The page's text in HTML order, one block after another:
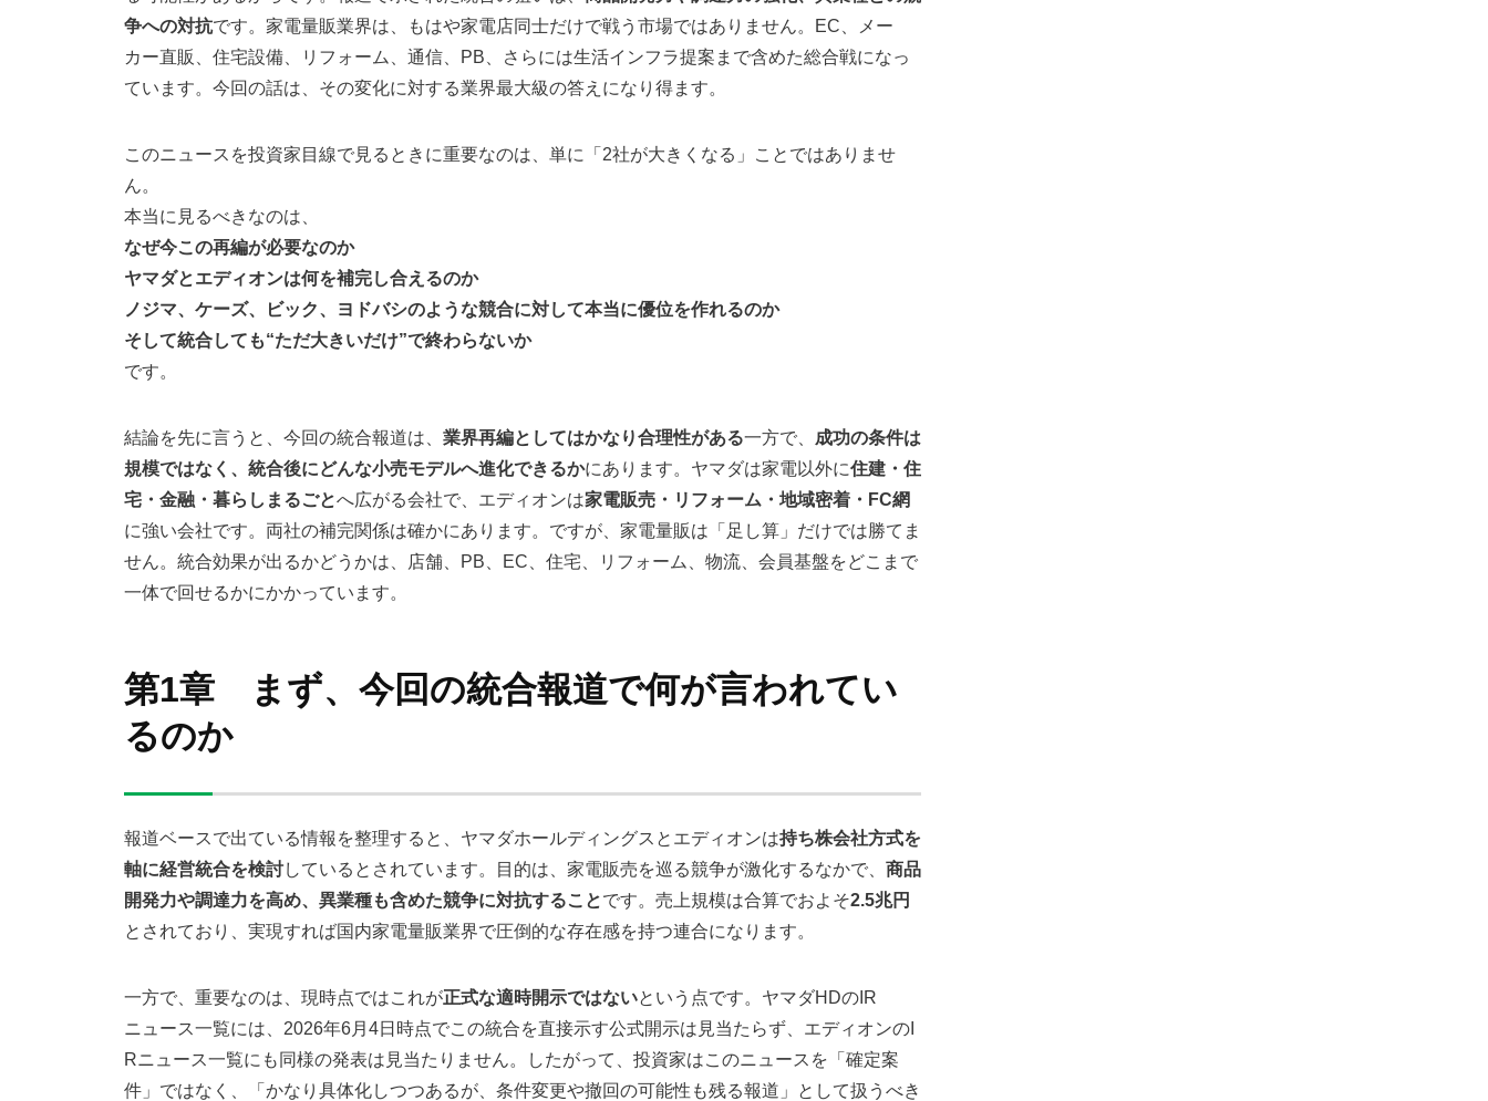
争への対抗です。家電量販業界は、もはや家電店同士だけで戦う市場ではありません。EC、メー
カー直販、住宅設備、リフォーム、通信、PB、さらには生活インフラ提案まで含めた総合戦になっ
ています。今回の話は、その変化に対する業界最大級の答えになり得ます。
このニュースを投資家目線で見るときに重要なのは、単に「2社が大きくなる」ことではありませ
ん。
本当に見るべきなのは、
なぜ今この再編が必要なのか
ヤマダとエディオンは何を補完し合えるのか
ノジマ、ケーズ、ビック、ヨドバシのような競合に対して本当に優位を作れるのか
そして統合しても“ただ大きいだけ”で終わらないか
です。
結論を先に言うと、今回の統合報道は、 業界再編としてはかなり合理性がある一方で、 成功の条件は
規模ではなく、統合後にどんな小売モデルへ進化できるかにあります。ヤマダは家電以外に住建・住
宅・金融・暮らしまるごとへ広がる会社で、エディオンは家電販売・リフォーム・地域密着・FC網
に強い会社です。両社の補完関係は確かにあります。ですが、家電量販は「足し算」だけでは勝てま
せん。統合効果が出るかどうかは、店舗、PB、EC、住宅、リフォーム、物流、会員基盤をどこまで
一体で回せるかにかかっています。
第1章 まず、今回の統合報道で何が言われてい
るのか
報道ベースで出ている情報を整理すると、ヤマダホールディングスとエディオンは持ち株会社方式を
軸に経営統合を検討しているとされています。目的は、家電販売を巡る競争が激化するなかで、 商品
開発力や調達力を高め、異業種も含めた競争に対抗することです。売上規模は合算でおよそ2.5兆円
とされており、実現すれば国内家電量販業界で圧倒的な存在感を持つ連合になります。
一方で、重要なのは、現時点ではこれが正式な適時開示ではないという点です。ヤマダHDのIR
ニュース一覧には、2026年6月4日時点でこの統合を直接示す公式開示は見当たらず、エディオンのI
Rニュース一覧にも同様の発表は見当たりません。したがって、投資家はこのニュースを「確定案
件」ではなく、「かなり具体化しつつあるが、条件変更や撤回の可能性も残る報道」として扱うべき